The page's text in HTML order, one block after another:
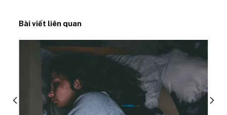
Bài viết liên quan